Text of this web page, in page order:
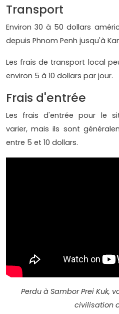
Transport
Environ 30 à 50 dollars
depuis Phnom Penh jusqu'à
Les frais de transport local
environ 5 à 10 dollars par jour.
Frais d'entrée
Les frais d'entrée pour le
varier, mais ils sont
entre 5 et 10 dollars.
Perdu à Sambor Prei Kuk,
civilisation